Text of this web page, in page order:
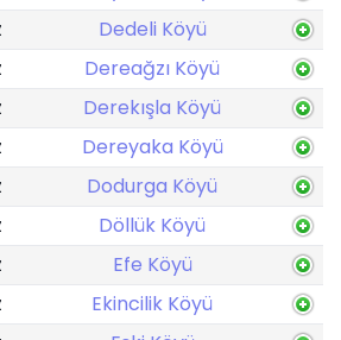
Dedeli Köyü
Dereağzı Köyü
Derekışla Köyü
Dereyaka Köyü
Dodurga Köyü
Döllük Köyü
Efe Köyü
Ekincilik Köyü